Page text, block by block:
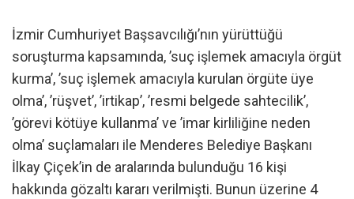
İzmir Cumhuriyet Başsavcılığı’nın yürüttüğü
soruşturma kapsamında, ’suç işlemek amacıyla örgüt
kurma’, ’suç işlemek amacıyla kurulan örgüte üye
olma’, ’rüşvet’, ’irtikap’, ’resmi belgede sahtecilik’,
’görevi kötüye kullanma’ ve ’imar kirliliğine neden
olma’ suçlamaları ile Menderes Belediye Başkanı
İlkay Çiçek’in de aralarında bulunduğu 16 kişi
hakkında gözaltı kararı verilmişti. Bunun üzerine 4